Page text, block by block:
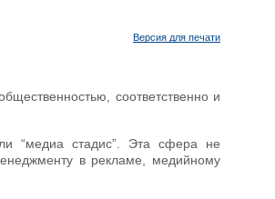
Версия для печати
соответственно и
“медиа стадис”. Эта сфера не
в рекламе, медийному